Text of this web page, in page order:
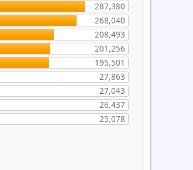
287,380
268,040
208,493
201,256
195,501
27,863
27,043
26,437
25,078